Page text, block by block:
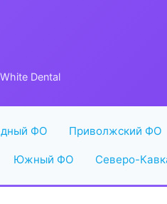
Dental
ФО Приволжский ФО
Южный ФО Северо-